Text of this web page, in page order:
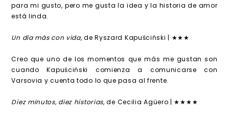
para mi gusto, pero me gusta la idea y la historia de amor
está linda.
Un día más con vida, de Ryszard Kapuściński | ★★★
Creo que uno de los momentos que más me gustan son
cuando Kapuściński comienza a comunicarse con
Varsovia y cuenta todo lo que pasa al frente.
Diez minutos, diez historias, de Cecilia Agüero | ★★★★